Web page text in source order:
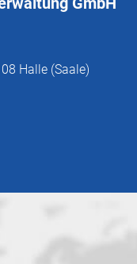
Halle (Saale)